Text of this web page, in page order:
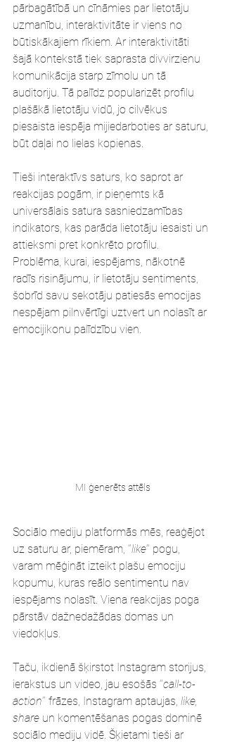
pārbagātībā un cīnāmies par lietotāju
uzmanību, interaktivitāte ir viens no
būtiskākajiem rīkiem. Ar interaktivitāti
šajā kontekstā tiek saprasta divvirzienu
komunikācija starp zīmolu un tā
auditoriju. Tā palīdz popularizēt profilu
plašākā lietotāju vidū, jo cilvēkus
piesaista iespēja mijiedarboties ar saturu,
būt daļai no lielas kopienas.
Tieši interaktīvs saturs, ko saprot ar
reakcijas pogām, ir pieņemts kā
universālais satura sasniedzamības
indikators, kas parāda lietotāju iesaisti un
attieksmi pret konkrēto profilu.
Problēma, kurai, iespējams, nākotnē
radīs risinājumu, ir lietotāju sentiments,
šobrīd savu sekotāju patiesās emocijas
nespējam pilnvērtīgi uztvert un nolasīt ar
emocijikonu palīdzību vien.
MI ģenerēts attēls
Sociālo mediju platformās mēs, reaģējot
uz saturu ar, piemēram, ‘’like’’ pogu,
varam mēģināt izteikt plašu emociju
kopumu, kuras reālo sentimentu nav
iespējams nolasīt. Viena reakcijas poga
pārstāv dažnedažādas domas un
viedokļus.
Taču, ikdienā šķirstot Instagram storijus,
ierakstus un video, jau esošās ‘’call-to-
action’’ frāzes, Instagram aptaujas, like,
share un komentēšanas pogas dominē
sociālo mediju vidē. Šķietami tieši ar